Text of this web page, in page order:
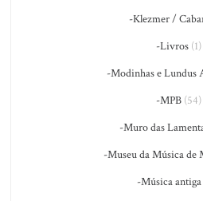
-Klezmer /
-Livros(1)
-Modinhas e Lundus
-MPB(54)
-Muro das
-Museu da Música de
-Música antiga